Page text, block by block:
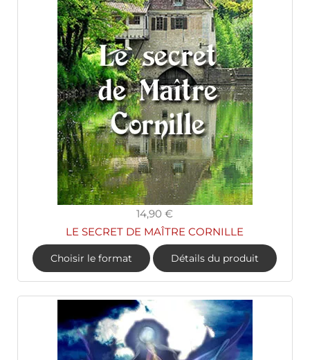
14,90 €
LE SECRET DE MAÎTRE CORNILLE
Choisir le format Détails du produit